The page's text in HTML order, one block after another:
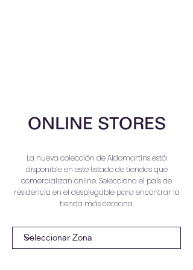
ONLINE STORES
La nueva colección de Aldomartins está
disponible en este listado de tiendas que
comercializan online. Selecciona el país de
residencia en el desplegable para encontrar la
tienda más cercana.